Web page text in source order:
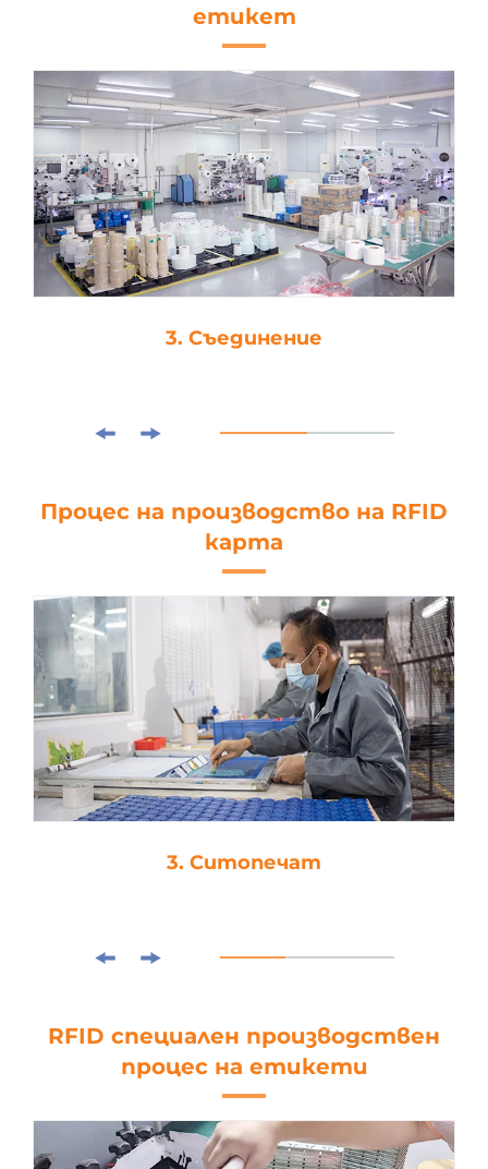
етикет
3. Съединение
Процес на производство на RFID
карта
3. Ситопечат
RFID специален производствен
процес на етикети